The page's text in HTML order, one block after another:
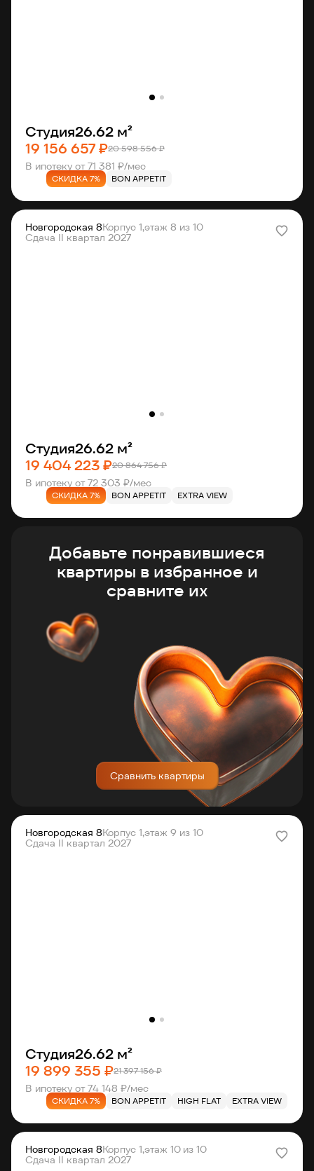
Студия26.62 м²
19 156 657 ₽20 598 556 ₽
В ипотеку от 71 381 ₽/мес
СКИДКА 7% BON APPETIT
Новгородская 8Корпус 1,этаж 8 из 10
Сдача II квартал 2027
Студия26.62 м²
19 404 223 ₽20 864 756 ₽
В ипотеку от 72 303 ₽/мес
СКИДКА 7% BON APPETIT EXTRA VIEW
Добавьте понравившиеся
квартиры в избранное и
сравните их
Сравнить квартиры
Новгородская 8Корпус 1,этаж 9 из 10
Сдача II квартал 2027
Студия26.62 м²
19 899 355 ₽21 397 156 ₽
В ипотеку от 74 148 ₽/мес
СКИДКА 7% BON APPETIT HIGH FLAT EXTRA VIEW
Новгородская 8Корпус 1,этаж 10 из 10
Сдача II квартал 2027